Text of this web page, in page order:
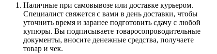
Наличные при самовывозе или доставке курьером.
Специалист свяжется с вами в день доставки, чтобы
уточнить время и заранее подготовить сдачу с любой
купюры. Вы подписываете товаросопроводительные
документы, вносите денежные средства, получаете
товар и чек.